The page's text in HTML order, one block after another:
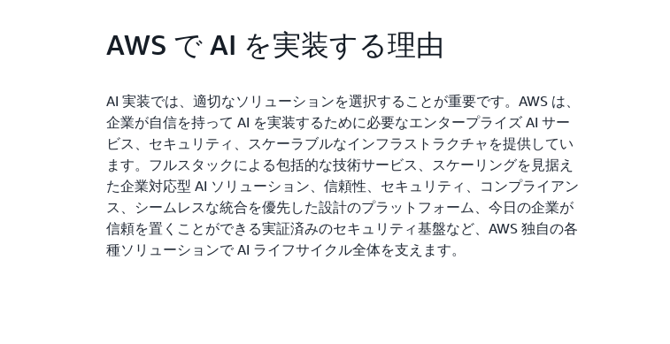
AWS で AI を実装する理由
AI 実装では、適切なソリューションを選択することが重要です。AWS は、
企業が自信を持って AI を実装するために必要なエンタープライズ AI サー
ビス、セキュリティ、スケーラブルなインフラストラクチャを提供してい
ます。フルスタックによる包括的な技術サービス、スケーリングを見据え
た企業対応型 AI ソリューション、信頼性、セキュリティ、コンプライアン
ス、シームレスな統合を優先した設計のプラットフォーム、今日の企業が
信頼を置くことができる実証済みのセキュリティ基盤など、AWS 独自の各
種ソリューションで AI ライフサイクル全体を支えます。